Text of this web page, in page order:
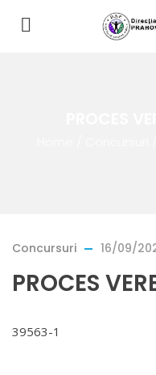
Concursuri 16/09/
PROCES
39563-1